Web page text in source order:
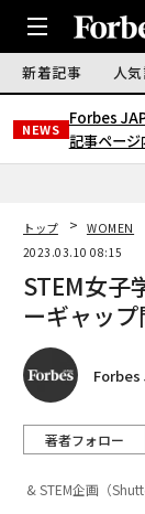
新着記事 人
NEWS
Forbes
記事ページ
トップ WOMEN
2023.03.10 08:15
STEM女子
ーギャッ
Forbes
著者フォロー
& STEM企画（